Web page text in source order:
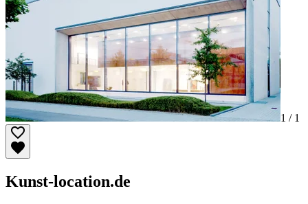
1 / 1
Kunst-location.de